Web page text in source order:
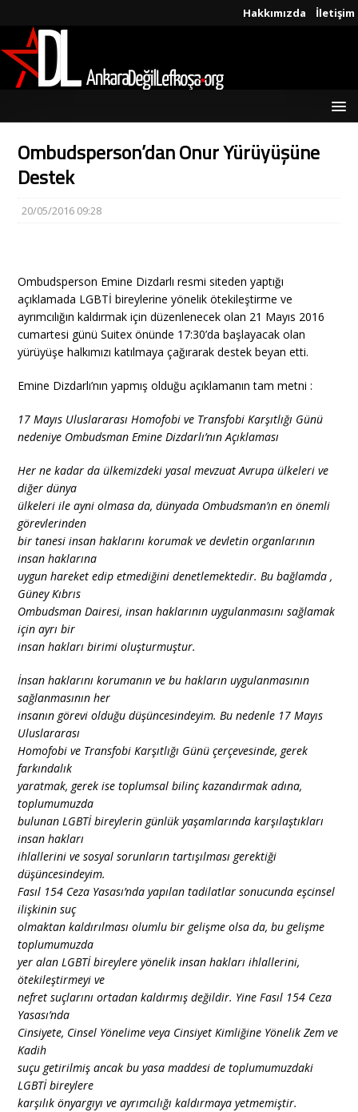
Hakkımızda İletişim
Ombudsperson’dan Onur Yürüyüşüne
Destek
20/05/2016 09:28
Ombudsperson Emine Dizdarlı resmi siteden yaptığı
açıklamada LGBTİ bireylerine yönelik ötekileştirme ve
ayrımcılığın kaldırmak için düzenlenecek olan 21 Mayıs 2016
cumartesi günü Suitex önünde 17:30’da başlayacak olan
yürüyüşe halkımızı katılmaya çağırarak destek beyan etti.
Emine Dizdarlı’nın yapmış olduğu açıklamanın tam metni :
17 Mayıs Uluslararası Homofobi ve Transfobi Karşıtlığı Günü
nedeniye Ombudsman Emine Dizdarlı’nın Açıklaması
Her ne kadar da ülkemizdeki yasal mevzuat Avrupa ülkeleri ve
diğer dünya
ülkeleri ile ayni olmasa da, dünyada Ombudsman’ın en önemli
görevlerinden
bir tanesi insan haklarını korumak ve devletin organlarının
insan haklarına
uygun hareket edip etmediğini denetlemektedir. Bu bağlamda ,
Güney Kıbrıs
Ombudsman Dairesi, insan haklarının uygulanmasını sağlamak
için ayrı bir
insan hakları birimi oluşturmuştur.
İnsan haklarını korumanın ve bu hakların uygulanmasının
sağlanmasının her
insanın görevi olduğu düşüncesindeyim. Bu nedenle 17 Mayıs
Uluslararası
Homofobi ve Transfobi Karşıtlığı Günü çerçevesinde, gerek
farkındalık
yaratmak, gerek ise toplumsal bilinç kazandırmak adına,
toplumumuzda
bulunan LGBTİ bireylerin günlük yaşamlarında karşılaştıkları
insan hakları
ihlallerini ve sosyal sorunların tartışılması gerektiği
düşüncesindeyim.
Fasıl 154 Ceza Yasası’nda yapılan tadilatlar sonucunda eşcinsel
ilişkinin suç
olmaktan kaldırılması olumlu bir gelişme olsa da, bu gelişme
toplumumuzda
yer alan LGBTİ bireylere yönelik insan hakları ihlallerini,
ötekileştirmeyi ve
nefret suçlarını ortadan kaldırmış değildir. Yine Fasıl 154 Ceza
Yasası’nda
Cinsiyete, Cinsel Yönelime veya Cinsiyet Kimliğine Yönelik Zem ve
Kadih
suçu getirilmiş ancak bu yasa maddesi de toplumumuzdaki
LGBTİ bireylere
karşılık önyargıyı ve ayrımcılığı kaldırmaya yetmemiştir.